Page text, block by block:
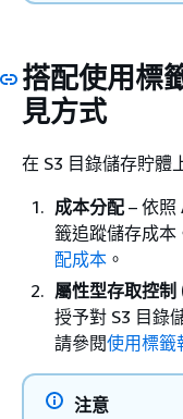
搭配使用標
見方式
在 S3 目錄儲存貯體
成本分配 – 依照
籤追蹤儲存成本
配成本 。
屬性型存取控制
授予對 S3 目錄
請參閱使用標籤
注意